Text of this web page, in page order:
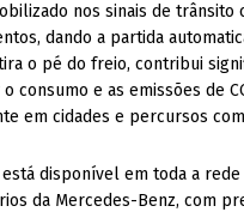
nos sinais de trânsito
dando a partida
o pé do freio, contribui
consumo e as emissões de
em cidades e percursos
disponível em toda a rede
da Mercedes-Benz, com